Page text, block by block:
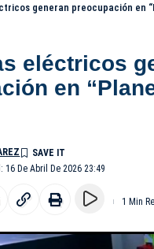
generan preocupación en
eléctricos
en
16 De Abril De 2026 23:49
1 Min